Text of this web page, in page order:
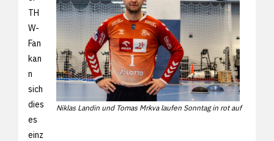
Niklas Landin und Tomas Mrkva laufen Sonntag in rot auf
TH
W-
Fan
kan
n
sich
dies
es
einz